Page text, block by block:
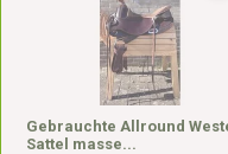
Gebrauchte Allround
Sattel masse...